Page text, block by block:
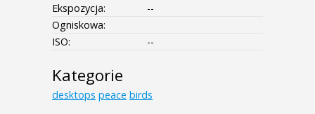
Ekspozycja:
--
Ogniskowa:
ISO:
--
Kategorie
desktops peace birds